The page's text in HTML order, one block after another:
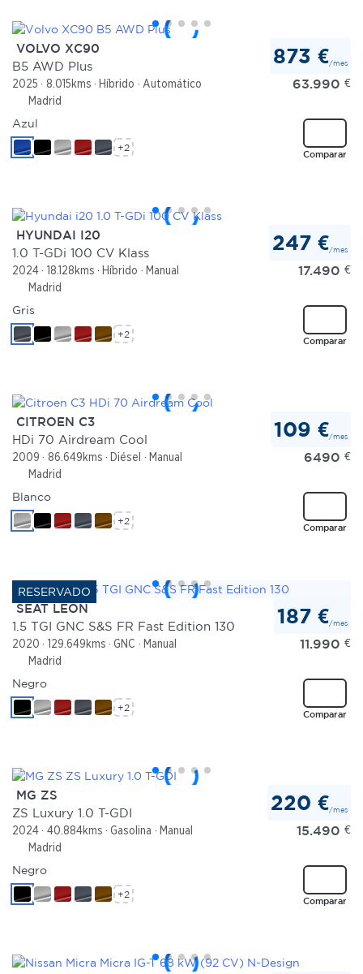
VOLVO XC90
B5 AWD Plus
2025 8.015kms Híbrido
Automático
Madrid
873 €/mes
63.990 €
Comparar
Azul
+2
HYUNDAI I20
1.0 T-GDi 100 CV Klass
2024 18.128kms Híbrido
Manual
Madrid
247 €/mes
17.490 €
Comparar
Gris
+2
CITROEN C3
HDi 70 Airdream Cool
2009 86.649kms Diésel
Manual
Madrid
109 €/mes
6490 €
Comparar
Blanco
+2
SEAT LEON
1.5 TGI GNC S&S FR Fast Edition 130
2020 129.649kms GNC
Manual
Madrid
187 €/mes
11.990 €
Comparar
Negro
+2
MG ZS
ZS Luxury 1.0 T-GDI
2024 40.884kms Gasolina
Manual
Madrid
220 €/mes
15.490 €
Comparar
Negro
+2